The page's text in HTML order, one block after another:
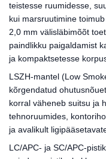
teistesse ruumidesse,
kui marsruutimine
2,0 mm välisläbimõõt
paindlikku paigaldamist
ja kompaktsetesse
LSZH-mantel (Low
kõrgendatud
korral väheneb suitsu ja
tehnoruumides,
ja avalikult
LC/APC- ja SC/APC-